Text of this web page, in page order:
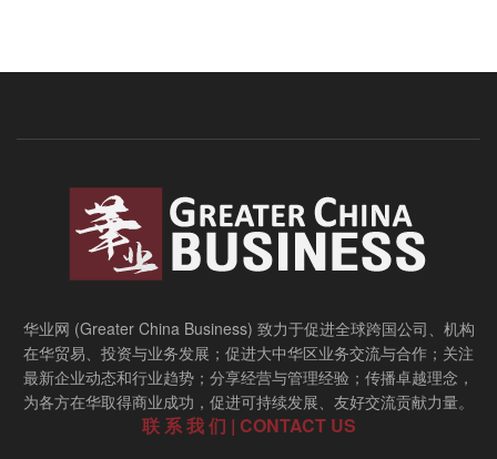
华业网 (Greater China Business) 致力于促进全球跨国公司、机构
在华贸易、投资与业务发展；促进大中华区业务交流与合作；关注
最新企业动态和行业趋势；分享经营与管理经验；传播卓越理念，
为各方在华取得商业成功，促进可持续发展、友好交流贡献力量。
联 系 我 们 | CONTACT US